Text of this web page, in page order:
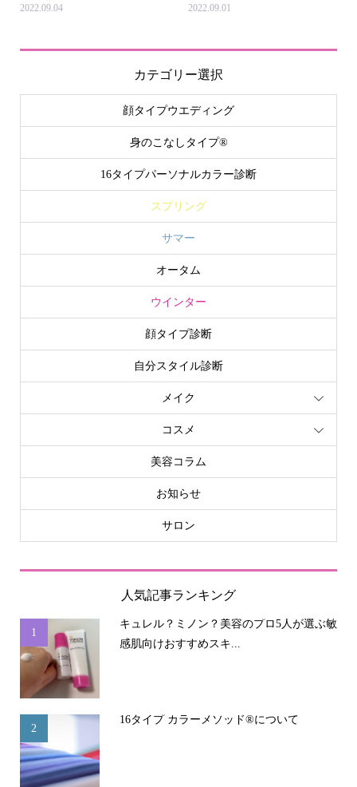
2022.09.04 2022.09.01
カテゴリー選択
顔タイプウエディング
身のこなしタイプ®
16タイプパーソナルカラー診断
スプリング
サマー
オータム
ウインター
顔タイプ診断
自分スタイル診断
メイク
コスメ
美容コラム
お知らせ
サロン
人気記事ランキング
1
キュレル？ミノン？美容のプロ5人が選ぶ敏
感肌向けおすすめスキ...
2
16タイプ カラーメソッド®について